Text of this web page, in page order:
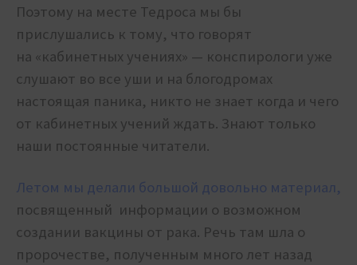
Поэтому на месте Тедроса мы бы
прислушались к тому, что говорят
на «кабинетных учениях» — конспирологи уже
слушают во все уши и на блогодромах
настоящая паника, никто не знает когда и чего
от кабинетных учений ждать. Знают только
наши постоянные читатели.
Летом мы делали большой довольно материал,
посвященный информации о возможном
создании вакцины от рака. Речь там шла о
пророчестве, полученным много лет назад